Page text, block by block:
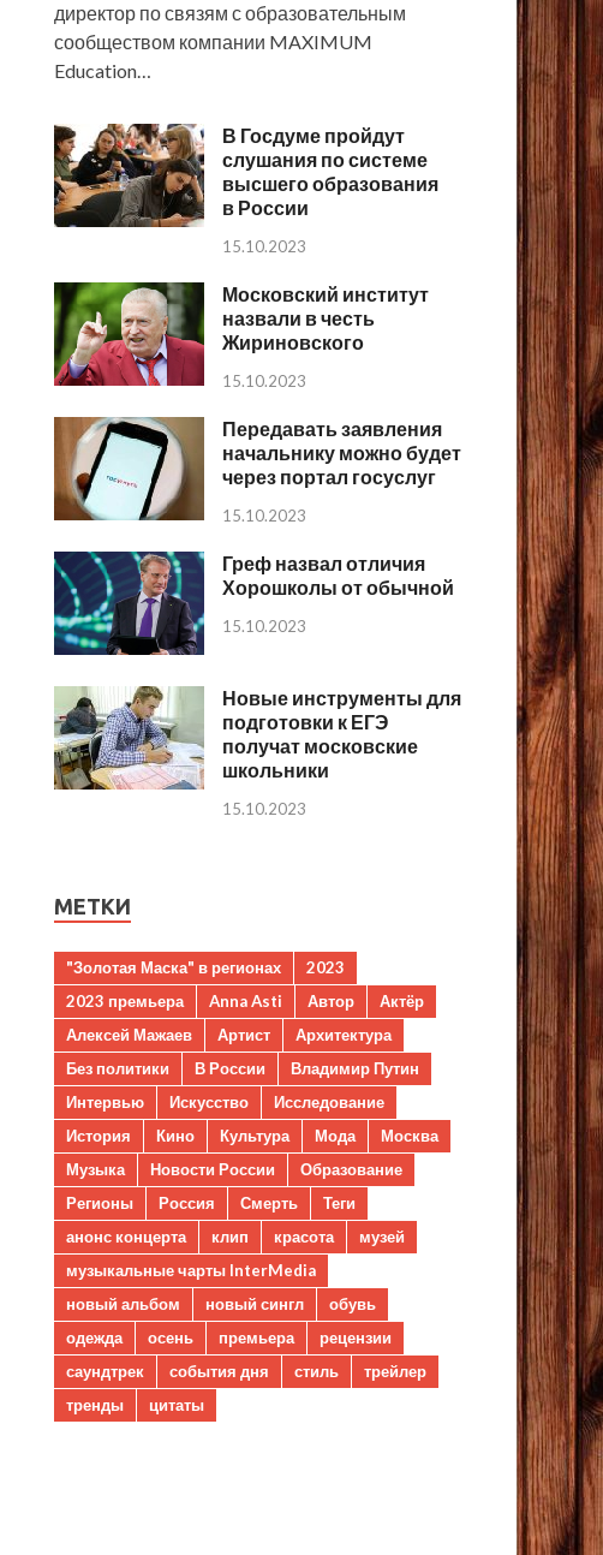
директор по связям с образовательным
сообществом компании MAXIMUM
Education…
В Госдуме пройдут
слушания по системе
высшего образования
в России
15.10.2023
Московский институт
назвали в честь
Жириновского
15.10.2023
Передавать заявления
начальнику можно будет
через портал госуслуг
15.10.2023
Греф назвал отличия
Хорошколы от обычной
15.10.2023
Новые инструменты для
подготовки к ЕГЭ
получат московские
школьники
15.10.2023
МЕТКИ
"Золотая Маска" в регионах
2023
2023 премьера
Anna Asti Автор
Актёр
Алексей Мажаев
Артист
Архитектура
Без политики
В России
Владимир Путин
Интервью
Искусство
Исследование
История
Кино Культура Мода
Москва
Музыка
Новости России
Образование
Регионы
Россия Смерть
Теги
анонс концерта
клип красота
музей
музыкальные чарты InterMedia
новый альбом
новый сингл
обувь
одежда
осень премьера
рецензии
саундтрек
события дня стиль
трейлер
тренды
цитаты